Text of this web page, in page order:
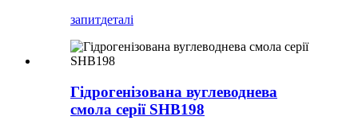
запитдеталі
Гідрогенізована вуглеводнева
смола серії SHB198